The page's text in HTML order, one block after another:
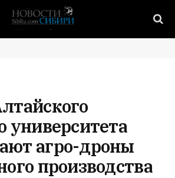
университета
агро-дроны
производства